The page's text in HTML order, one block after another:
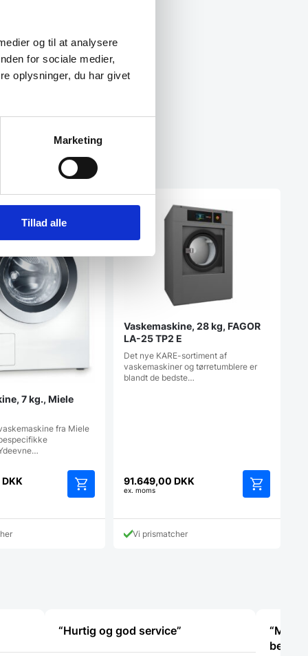
og til at analysere
for sociale medier,
oplysninger, du har givet
Marketing
Tillad alle
7 kg., Miele
fra Miele
DKK
vare
Vaskemaskine, 28 kg, FAGOR
LA-25 TP2 E
Det nye KARE-sortiment af
vaskemaskiner og tørretumblere er
blandt de bedste…
91.649,00 DKK
ex. moms
Vi prismatcher
“Hurtig og god service”